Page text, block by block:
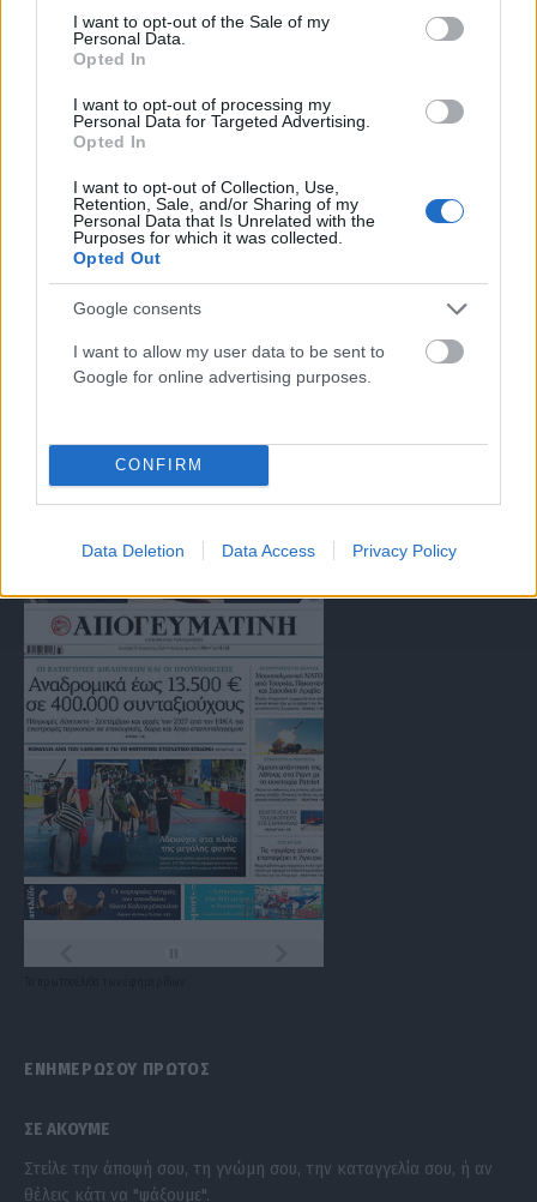
consent section.
I want to opt-out of the Sale of my
Personal Data.
Opted In
I want to opt-out of processing my
Personal Data for Targeted Advertising.
Opted In
I want to opt-out of Collection, Use,
Retention, Sale, and/or Sharing of my
Personal Data that Is Unrelated with the
Purposes for which it was collected.
Opted Out
Google consents
I want to allow my user data to be sent to
Google for online advertising purposes.
CONFIRM
Data Deletion Data Access Privacy Policy
Η εταιρεία με την επωνυμία “POLITICAL MEDIA GROUP A.E.” και κατ’
επέκταση η ιστοσελίδα που κατέχει αυτή “www.paraskhnio.gr”
συμμορφώνονται με τη Σύσταση (ΕΕ) 2018/334 της Επιτροπής της 1ης
Μαρτίου 2018 σχετικά με τα μέτρα για την αποτελεσματική
αντιμετώπιση του παράνομου περιεχομένου στο διαδίκτυο (L 63).
Μοναδικός αριθμός Μ.Η.Τ. 262047
press@paraskhnio.gr
ΤΑ ΠΡΩΤΟΣΕΛΙΔΑ ΣΗΜΕΡΑ
ΕΝΗΜΕΡΩΣΟΥ ΠΡΩΤΟΣ
ΣΕ ΑΚΟΥΜΕ
Στείλε την άποψή σου, τη γνώμη σου, την καταγγελία σου, ή αν
θέλεις κάτι να "ψάξουμε".